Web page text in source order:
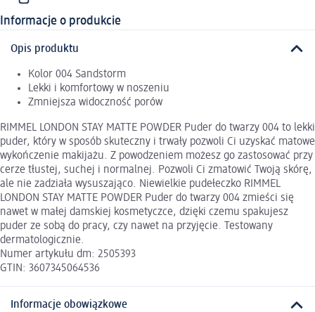
Informacje o produkcie
Opis produktu
Kolor 004 Sandstorm
Lekki i komfortowy w noszeniu
Zmniejsza widoczność porów
RIMMEL LONDON STAY MATTE POWDER Puder do twarzy 004 to lekki
puder, który w sposób skuteczny i trwały pozwoli Ci uzyskać matowe
wykończenie makijażu. Z powodzeniem możesz go zastosować przy
cerze tłustej, suchej i normalnej. Pozwoli Ci zmatowić Twoją skórę,
ale nie zadziała wysuszająco. Niewielkie pudełeczko RIMMEL
LONDON STAY MATTE POWDER Puder do twarzy 004 zmieści się
nawet w małej damskiej kosmetyczce, dzięki czemu spakujesz
puder ze sobą do pracy, czy nawet na przyjęcie. Testowany
dermatologicznie.
Numer artykułu dm: 2505393
GTIN: 3607345064536
Informacje obowiązkowe